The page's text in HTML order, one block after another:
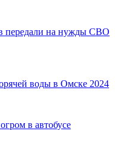
передали на нужды СВО
воды в Омске 2024
в автобусе